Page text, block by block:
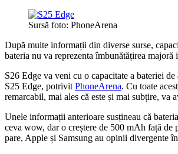
Sursă foto: PhoneArena
După multe informații din diverse surse,
bateria nu va reprezenta îmbunătățirea
S26 Edge va veni cu o capacitate a bateriei
S25 Edge, potrivit PhoneArena. Cu toate
remarcabil, mai ales că este și mai subțire,
Unele informații anterioare susțineau că
ceva wow, dar o creștere de 500 mAh față de
pare, Apple și Samsung au opinii divergente